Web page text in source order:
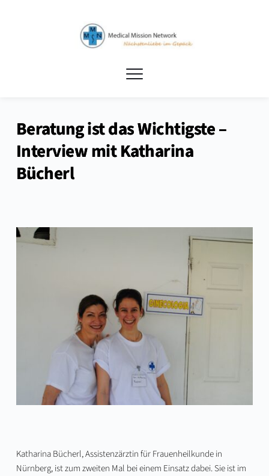
Beratung ist das Wichtigste –
Interview mit Katharina
Bücherl
Katharina Bücherl, Assistenzärztin für Frauenheilkunde in
Nürnberg, ist zum zweiten Mal bei einem Einsatz dabei. Sie ist im